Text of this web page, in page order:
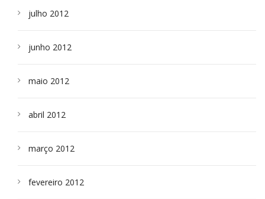
julho 2012
junho 2012
maio 2012
abril 2012
março 2012
fevereiro 2012